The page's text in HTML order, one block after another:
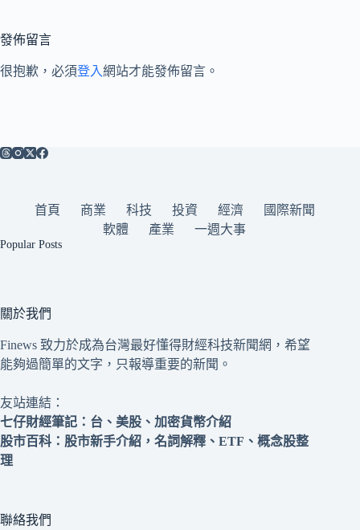
發佈留言
很抱歉，必須登入網站才能發佈留言。
首頁 商業 科技 投資 經濟
國際新聞
軟體
產業 一週大事
Popular Posts
關於我們
Finews 致力於成為台灣最好懂得財經科技新聞網，希望
能夠過簡單的文字，只報導重要的新聞。
友站連結：
七仔財經筆記 ：台、美股、加密貨幣介紹
股市百科 ：股市新手介紹，名詞解釋、ETF、概念股整
理
聯絡我們